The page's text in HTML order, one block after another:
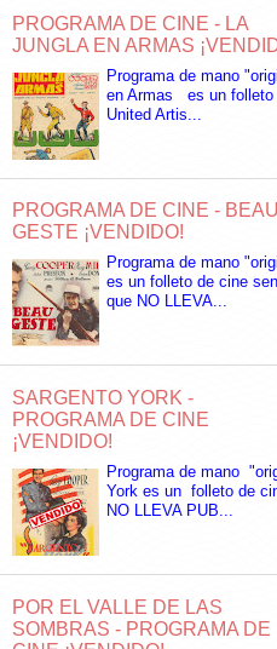
PROGRAMA DE CINE - LA
JUNGLA EN ARMAS
Programa de mano
en Armas es un folleto
United Artis...
PROGRAMA DE CINE - BEAU
GESTE ¡VENDIDO!
Programa de mano
es un folleto de cine
que NO LLEVA...
SARGENTO YORK -
PROGRAMA DE CINE
¡VENDIDO!
Programa de mano
York es un folleto de
NO LLEVA PUB...
POR EL VALLE DE LAS
SOMBRAS - PROGRAMA DE